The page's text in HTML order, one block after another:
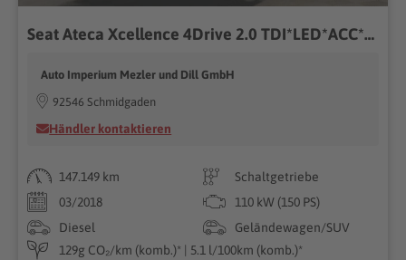
Seat Ateca Xcellence 4Drive 2.0 TDI*LED*ACC*AHK*RfK
Auto Imperium Mezler und Dill GmbH
92546 Schmidgaden
Händler kontaktieren
147.149 km
Schaltgetriebe
03/2018
110 kW (150 PS)
Diesel
Geländewagen/SUV
129g CO₂/km (komb.)* | 5.1 l/100km (komb.)*